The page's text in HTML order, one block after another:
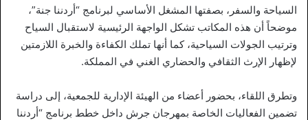
السياحة والسفر، بصفتها المشغل الأساسي لبرنامج “أردننا جنة”،
موضحاً أن هذه المكاتب تشكل الواجهة الرئيسية لاستقبال السياح
وترتيب الجولات السياحية، كما أنها تملك الكفاءة والخبرة اللازمتين
لإظهار الإرث الثقافي والحضاري الغني في المملكة.
وتطرق اللقاء، بحضور أعضاء من الهيئة الإدارية للجمعية، إلى دراسة
تضمين الفعاليات الخاصة بمهرجان جرش داخل خطط برنامج “أردننا